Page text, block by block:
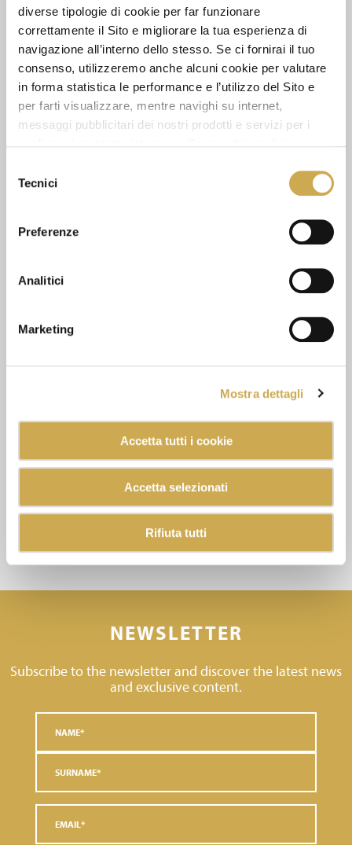
diverse tipologie di cookie per far funzionare
correttamente il Sito e migliorare la tua esperienza di
navigazione all’interno dello stesso. Se ci fornirai il tuo
consenso, utilizzeremo anche alcuni cookie per valutare
in forma statistica le performance e l’utilizzo del Sito e
per farti visualizzare, mentre navighi su internet,
messaggi pubblicitari dei nostri prodotti e servizi per i
delTecnici
Preferenze
Analitici
Marketing
Mostra dettagli
Accetta tutti i cookie
Accetta selezionati
Rifiuta tutti
SEE ALSO
NEWSLETTER
Subscribe to the newsletter and discover the latest news
and exclusive content.